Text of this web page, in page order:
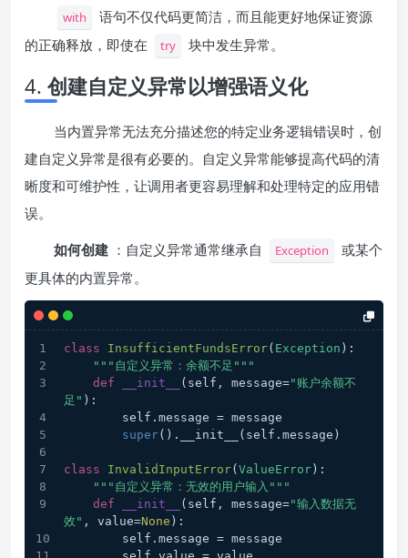
with
语句不仅代码更简洁，而且能更好地保证资源
的正确释放，即使在
try 块中发生异常。
4. 创建自定义异常以增强语义化
当内置异常无法充分描述您的特定业务逻辑错误时，创
建自定义异常是很有必要的。自定义异常能够提高代码的清
晰度和可维护性，让调用者更容易理解和处理特定的应用错
误。
如何创建 ：自定义异常通常继承自 Exception
或某个
更具体的内置异常。
class InsufficientFundsError( Exception ):
"""自定义异常：余额不足"""
def
__init__ ( self, message="账户余额不
足" ):
        self.message = message
super().__init__(self.message)
class InvalidInputError( ValueError ):
"""自定义异常：无效的用户输入"""
def
__init__ ( self, message="输入数据无
效" , value=None ):
        self.message = message